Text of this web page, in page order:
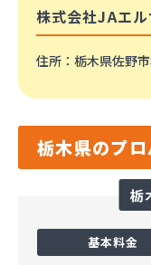
株式会社JAエ
住所 ：栃木県佐野
栃木県のプ
栃
基本料金